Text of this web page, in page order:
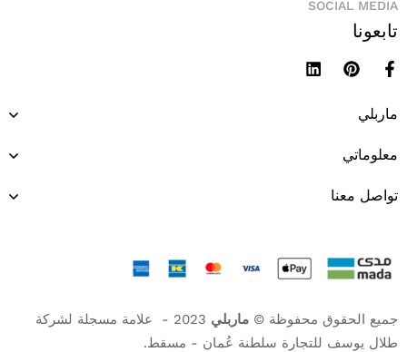
ماربلي
معلوماتي
SOCIAL MEDIA
تابعونا
تواصل معنا
جميع الحقوق محفوظة © ماربلي
2023 - علامة مسجلة لشركة
طلال يوسف للتجارة سلطنة عُمان - مسقط.